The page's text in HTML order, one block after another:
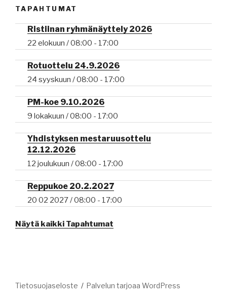
TAPAHTUMAT
Ristiinan ryhmänäyttely 2026
22 elokuun / 08:00 - 17:00
Rotuottelu 24.9.2026
24 syyskuun / 08:00 - 17:00
PM-koe 9.10.2026
9 lokakuun / 08:00 - 17:00
Yhdistyksen mestaruusottelu
12.12.2026
12 joulukuun / 08:00 - 17:00
Reppukoe 20.2.2027
20 02 2027 / 08:00 - 17:00
Näytä kaikki Tapahtumat
Tietosuojaseloste Palvelun tarjoaa WordPress